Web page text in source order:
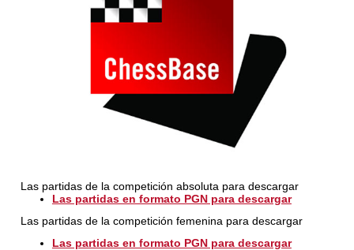
Las partidas de la competición absoluta para descargar
Las partidas en formato PGN para descargar
Las partidas de la competición femenina para descargar
Las partidas en formato PGN para descargar